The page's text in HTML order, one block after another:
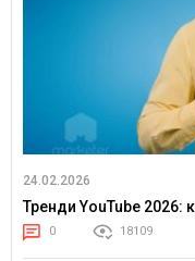
24.02.2026
Тренди YouTube 2026:
0 18109